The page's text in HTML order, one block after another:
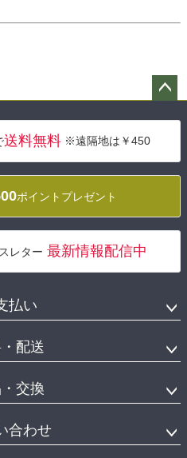
へ
送料無料 ※遠隔地は￥450
ポイントプレゼント
レター 最新情報配信中
払い
配送
交換
合わせ